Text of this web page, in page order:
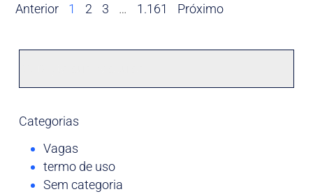
Anterior 1 2 3 … 1.161 Próximo
Categorias
Vagas
termo de uso
Sem categoria